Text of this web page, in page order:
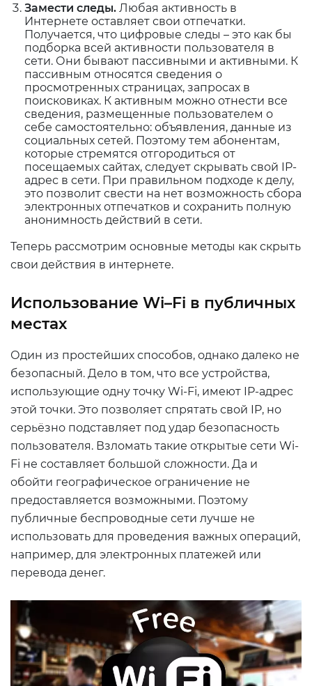
Замести следы. Любая активность в
Интернете оставляет свои отпечатки.
Получается, что цифровые следы – это как бы
подборка всей активности пользователя в
сети. Они бывают пассивными и активными. К
пассивным относятся сведения о
просмотренных страницах, запросах в
поисковиках. К активным можно отнести все
сведения, размещенные пользователем о
себе самостоятельно: объявления, данные из
социальных сетей. Поэтому тем абонентам,
которые стремятся отгородиться от
посещаемых сайтах, следует скрывать свой IP-
адрес в сети. При правильном подходе к делу,
это позволит свести на нет возможность сбора
электронных отпечатков и сохранить полную
анонимность действий в сети.
Теперь рассмотрим основные методы как скрыть
свои действия в интернете.
Использование Wi–Fi в публичных
местах
Один из простейших способов, однако далеко не
безопасный. Дело в том, что все устройства,
использующие одну точку Wi-Fi, имеют IP-адрес
этой точки. Это позволяет спрятать свой IP, но
серьёзно подставляет под удар безопасность
пользователя. Взломать такие открытые сети Wi-
Fi не составляет большой сложности. Да и
обойти географическое ограничение не
предоставляется возможными. Поэтому
публичные беспроводные сети лучше не
использовать для проведения важных операций,
например, для электронных платежей или
перевода денег.